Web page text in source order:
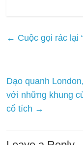
← Cuộc gọi rác lại
Dạo quanh
với những khung
cổ tích →